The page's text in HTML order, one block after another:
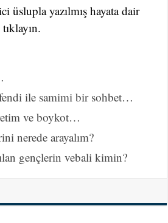
üslupla yazılmış hayata dair
ile samimi bir sohbet…
ve boykot…
nerede arayalım?
gençlerin vebali kimin?